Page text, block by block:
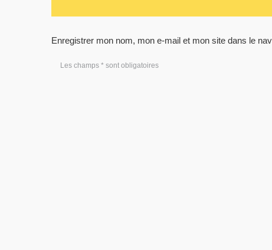
Enregistrer mon nom, mon e-mail et mon site dans le
Les champs * sont obligatoires